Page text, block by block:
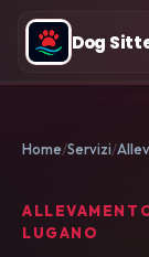
Dog
Home Servizi
LUGANO